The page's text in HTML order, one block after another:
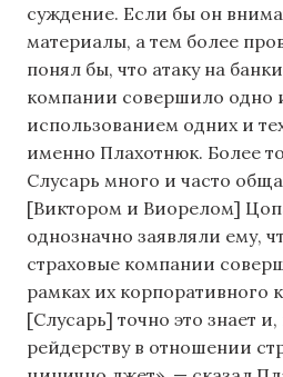
суждение. Если бы он
материалы, а тем более
понял бы, что атаку на
компании совершило одно
использованием одних и
именно Плахотнюк. Более
Слусарь много и часто
[Виктором и Виорелом]
однозначно заявляли ему,
страховые компании
рамках их корпоративного
[Слусарь] точно это знает
рейдерству в отношении